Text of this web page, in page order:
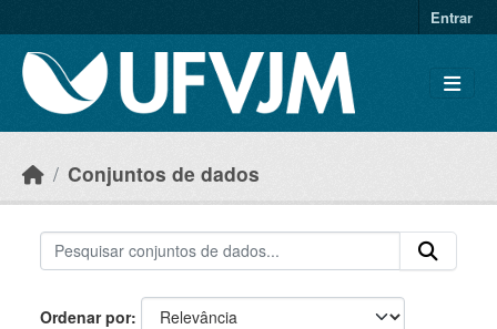
Entrar
Conjuntos de dados
Ordenar por